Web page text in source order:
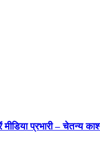
प्रभारी – चेतन्य